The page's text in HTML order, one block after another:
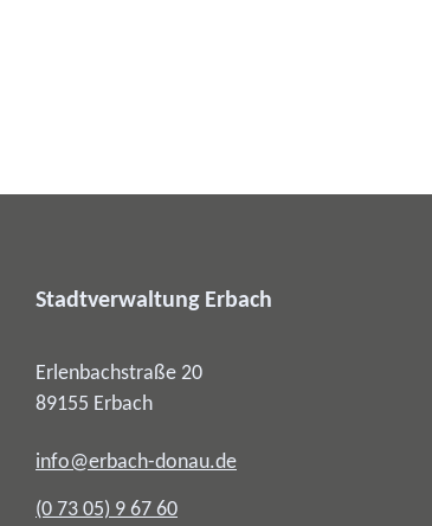
Stadtverwaltung Erbach
Erlenbachstraße 20
89155 Erbach
info@erbach-donau.de
(0 73 05) 9 67 60